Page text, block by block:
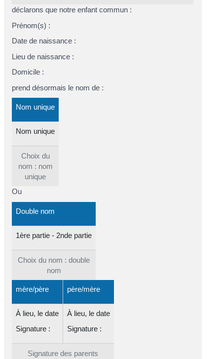
déclarons que notre enfant commun :
Prénom(s) :
Date de naissance :
Lieu de naissance :
Domicile :
prend désormais le nom de :
Choix du
nom : nom
unique
Nom unique
Nom unique
Ou
Choix du nom : double
nom
Double nom
1ère partie - 2nde partie
Signature des parents
mère/père père/mère
À lieu, ledate
Signature :
À lieu, ledate
Signature :